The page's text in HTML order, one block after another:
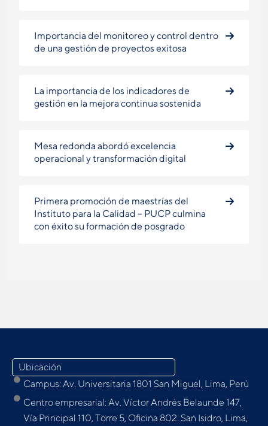
Importancia del monitoreo y control dentro
de una gestión de proyectos exitosa
La importancia de los indicadores de
gestión en la mejora continua sostenida
Mesa redonda abordó excelencia
operacional y transformación digital
Primera promoción de maestrías del
Instituto para la Calidad – PUCP culmina
con éxito su formación de posgrado
Ubicación
Campus: Av. Universitaria 1801 San Miguel, Lima, Perú
Centro empresarial: Av. Víctor Andrés Belaunde 147,
Vía Principal 110, Torre 5, Oﬁcina 802. San Isidro, Lima,